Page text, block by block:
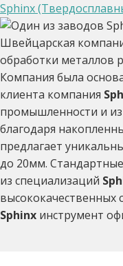
Sphinx
Швейцарская
обработки металлов
Компания была
клиента компания
промышленности и
благодаря
предлагает
до 20мм.
из специализаций
высококачественных
Sphinx инструмент